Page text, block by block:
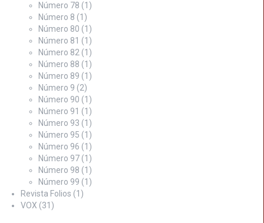
Número 78 (1)
Número 8 (1)
Número 80 (1)
Número 81 (1)
Número 82 (1)
Número 88 (1)
Número 89 (1)
Número 9 (2)
Número 90 (1)
Número 91 (1)
Número 93 (1)
Número 95 (1)
Número 96 (1)
Número 97 (1)
Número 98 (1)
Número 99 (1)
Revista Folios (1)
VOX (31)